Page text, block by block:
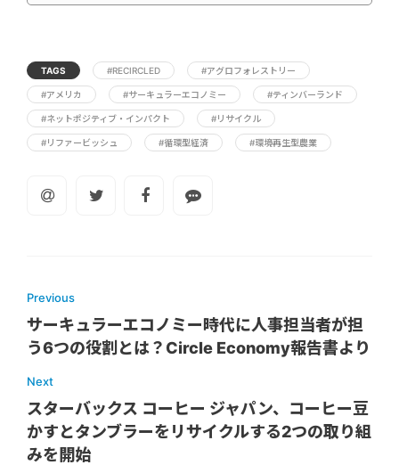
TAGS #RECIRCLED #アグロフォレストリー
#アメリカ #サーキュラーエコノミー #ティンバーランド
#ネットポジティブ・インパクト #リサイクル
#リファービッシュ #循環型経済 #環境再生型農業
Previous
サーキュラーエコノミー時代に人事担当者が担
う6つの役割とは？Circle Economy報告書より
Next
スターバックス コーヒー ジャパン、コーヒー豆
かすとタンブラーをリサイクルする2つの取り組
みを開始